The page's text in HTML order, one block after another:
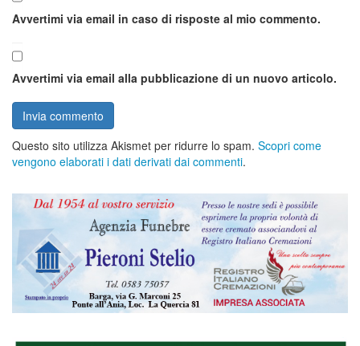
Avvertimi via email in caso di risposte al mio commento.
Avvertimi via email alla pubblicazione di un nuovo articolo.
Questo sito utilizza Akismet per ridurre lo spam. Scopri come
vengono elaborati i dati derivati dai commenti.